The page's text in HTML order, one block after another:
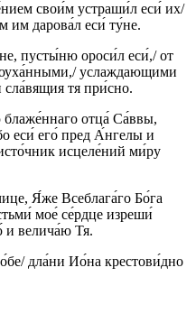
свои́м устраши́л еси́ их/
им дарова́л еси́ ту́не.
пусты́ню ороси́л еси́,/ от
услаждающими
тя при́сно.
блаже́ннаго отца́ Са́ввы,
еси́ его́ пред А́нгелы и
исцеле́ний ми́ру
Я́же Всеблага́го Бо́га
мое́ се́рдце изреши́
и велича́ю Тя.
дла́ни Ио́на крестови́дно